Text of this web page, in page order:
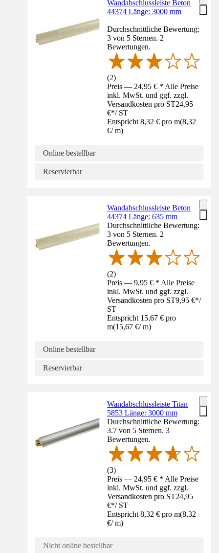
Wandabschlussleiste Beton
44374 Länge: 3000 mm
Durchschnittliche Bewertung:
3 von 5 Sternen. 2
Bewertungen.
(2)
Preis — 24,95 € * Alle Preise
inkl. MwSt. und ggf. zzgl.
Versandkosten pro ST24,95
€*/ ST
Entspricht 8,32 € pro m(8,32
€/ m)
Online bestellbar
Reservierbar
Wandabschlussleiste Beton
44374 Länge: 635 mm
Durchschnittliche Bewertung:
3 von 5 Sternen. 2
Bewertungen.
(2)
Preis — 9,95 € * Alle Preise
inkl. MwSt. und ggf. zzgl.
Versandkosten pro ST9,95 €*/
ST
Entspricht 15,67 € pro
m(15,67 €/ m)
Online bestellbar
Reservierbar
Wandabschlussleiste Titan
5853 Länge: 3000 mm
Durchschnittliche Bewertung:
3.7 von 5 Sternen. 3
Bewertungen.
(3)
Preis — 24,95 € * Alle Preise
inkl. MwSt. und ggf. zzgl.
Versandkosten pro ST24,95
€*/ ST
Entspricht 8,32 € pro m(8,32
€/ m)
Nicht online bestellbar